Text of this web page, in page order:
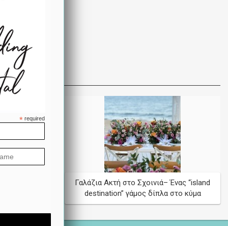
digital
Γαλάζια Ακτή στο Σχοινιά– Ένας “island
destination” γάμος δίπλα στο κύμα
* required